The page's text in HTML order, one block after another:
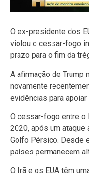
O ex-presidente dos
violou o cessar-fogo
prazo para o fim da
A afirmação de Trump
novamente
evidências para apoiar
O cessar-fogo entre o
2020, após um ataque
Golfo Pérsico. Desde
países permanecem
O Irã e os EUA têm